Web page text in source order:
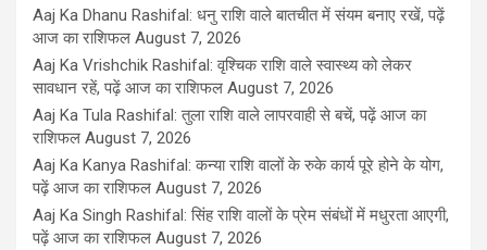
Aaj Ka Dhanu Rashifal: धनु राशि वाले बातचीत में संयम बनाए रखें, पढ़ें
आज का राशिफल August 7, 2026
Aaj Ka Vrishchik Rashifal: वृश्चिक राशि वाले स्वास्थ्य को लेकर
सावधान रहें, पढ़ें आज का राशिफल August 7, 2026
Aaj Ka Tula Rashifal: तुला राशि वाले लापरवाही से बचें, पढ़ें आज का
राशिफल August 7, 2026
Aaj Ka Kanya Rashifal: कन्या राशि वालों के रुके कार्य पूरे होने के योग,
पढ़ें आज का राशिफल August 7, 2026
Aaj Ka Singh Rashifal: सिंह राशि वालों के प्रेम संबंधों में मधुरता आएगी,
पढ़ें आज का राशिफल August 7, 2026